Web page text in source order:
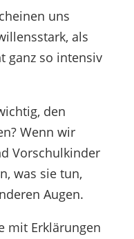
uns
als
ganz so intensiv
den
Wenn wir
Vorschulkinder
was sie tun,
Augen.
mit Erklärungen